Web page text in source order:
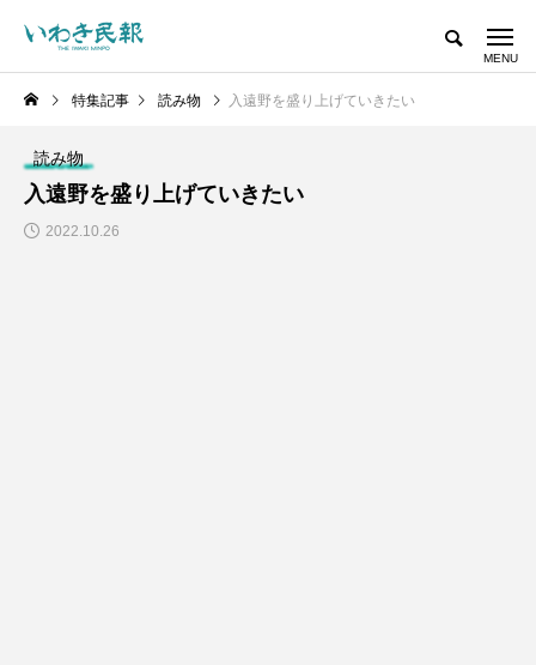
特集記事 読み物 入遠野を盛り上げていきたい
読み物
入遠野を盛り上げていきたい
2022.10.26